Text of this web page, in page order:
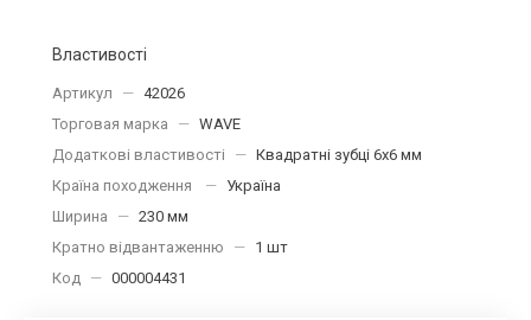
Властивості
Артикул — 42026
Торговая марка
— WAVE
Додаткові властивості
— Квадратні зубці 6х6 мм
Країна походження
— Україна
Ширина
— 230 мм
Кратно відвантаженню
— 1 шт
Код — 000004431